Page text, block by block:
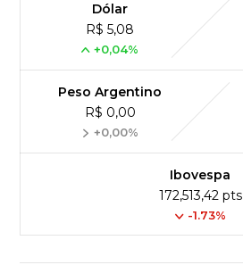
Dólar
R$ 5,08
+0,04%
Peso Argentino
R$ 0,00
+0,00%
Ibovespa
172,513,42 pts
-1.73%